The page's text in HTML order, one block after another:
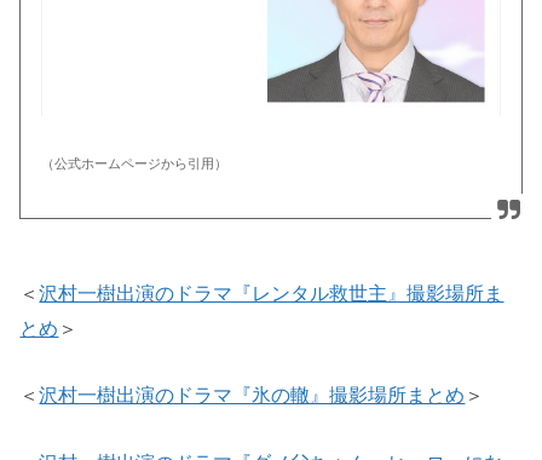
（公式ホームページから引用）
＜沢村一樹出演のドラマ『レンタル救世主』撮影場所ま
とめ ＞
＜沢村一樹出演のドラマ『氷の轍』撮影場所まとめ ＞